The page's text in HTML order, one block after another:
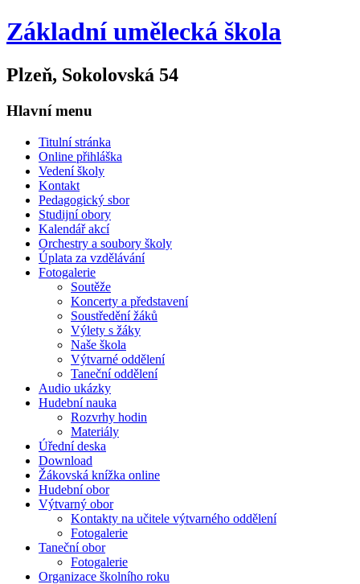
Základní umělecká škola
Plzeň, Sokolovská 54
Hlavní menu
Titulní stránka
Online přihláška
Vedení školy
Kontakt
Pedagogický sbor
Studijní obory
Kalendář akcí
Orchestry a soubory školy
Úplata za vzdělávání
Fotogalerie
Soutěže
Koncerty a představení
Soustředění žáků
Výlety s žáky
Naše škola
Výtvarné oddělení
Taneční oddělení
Audio ukázky
Hudební nauka
Rozvrhy hodin
Materiály
Úřední deska
Download
Žákovská knížka online
Hudební obor
Výtvarný obor
Kontakty na učitele výtvarného oddělení
Fotogalerie
Taneční obor
Fotogalerie
Organizace školního roku